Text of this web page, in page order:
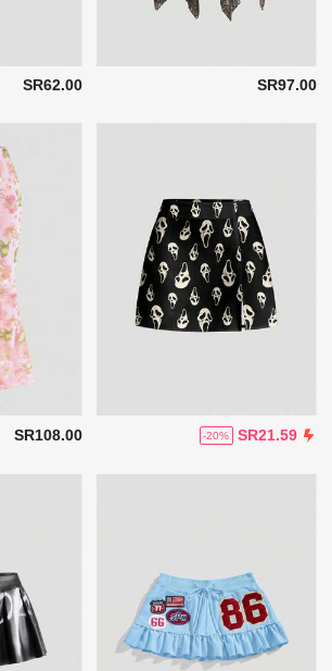
SR97.00
SR62.00
SR21.59
-20%
SR108.00